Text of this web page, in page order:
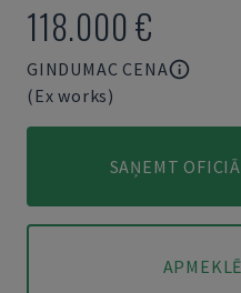
118.000 €
GINDUMAC CENA
(Ex works)
SAŅEMT